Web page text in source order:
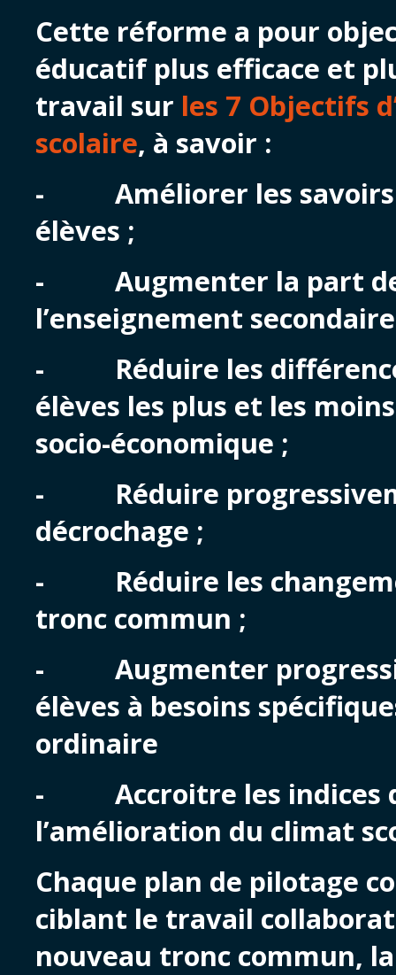
Cette réforme a pour
éducatif plus efficace et
travail sur les 7 Objectifs
scolaire, à savoir :
- Améliorer les savoirs
élèves ;
- Augmenter la part
l’enseignement
- Réduire les
élèves les plus et les
socio-économique ;
- Réduire
décrochage ;
- Réduire les
tronc commun ;
- Augmenter
élèves à besoins
ordinaire
- Accroitre les indices
l’amélioration du climat
Chaque plan de pilotage
ciblant le travail
nouveau tronc commun,